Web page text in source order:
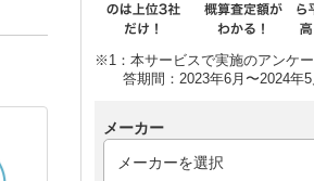
※1：本サービスで実施のアンケ
答期間：2023年6月〜2024年5
メーカー